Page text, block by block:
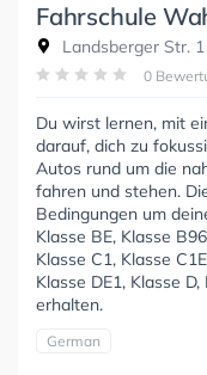
Fahrschule
Landsberger Str.
0
Du wirst lernen, mit
darauf, dich zu
Autos rund um die
fahren und stehen.
Bedingungen um
Klasse BE, Klasse
Klasse C1, Klasse
Klasse DE1, Klasse
erhalten.
German